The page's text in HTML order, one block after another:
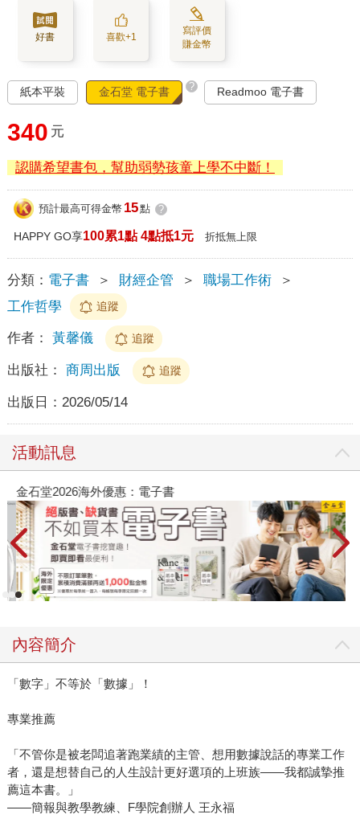
好書 喜歡+1
寫評價
賺金幣
紙本平裝 金石堂 電子書 ? Readmoo 電子書
340 元
認購希望書包，幫助弱勢孩童上學不中斷！
預計最高可得金幣 15點 ?
HAPPY GO享100累1點 4點抵1元 折抵無上限
分類： 電子書 ＞ 財經企管 ＞ 職場工作術
＞
工作哲學
追蹤
作者： 黃馨儀 追蹤
出版社： 商周出版 追蹤
出版日： 2026/05/14
活動訊息
金石堂2026海外優惠：電子書
內容簡介
「數字」不等於「數據」！
專業推薦
「不管你是被老闆追著跑業績的主管、想用數據說話的專業工作
者，還是想替自己的人生設計更好選項的上班族――我都誠摯推
薦這本書。」
――簡報與教學教練、F學院創辦人 王永福